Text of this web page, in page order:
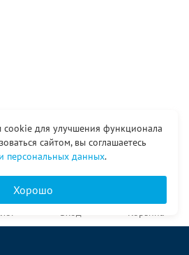
cookie для улучшения функционала
сайтом, вы соглашаетесь
персональных данных.
Хорошо